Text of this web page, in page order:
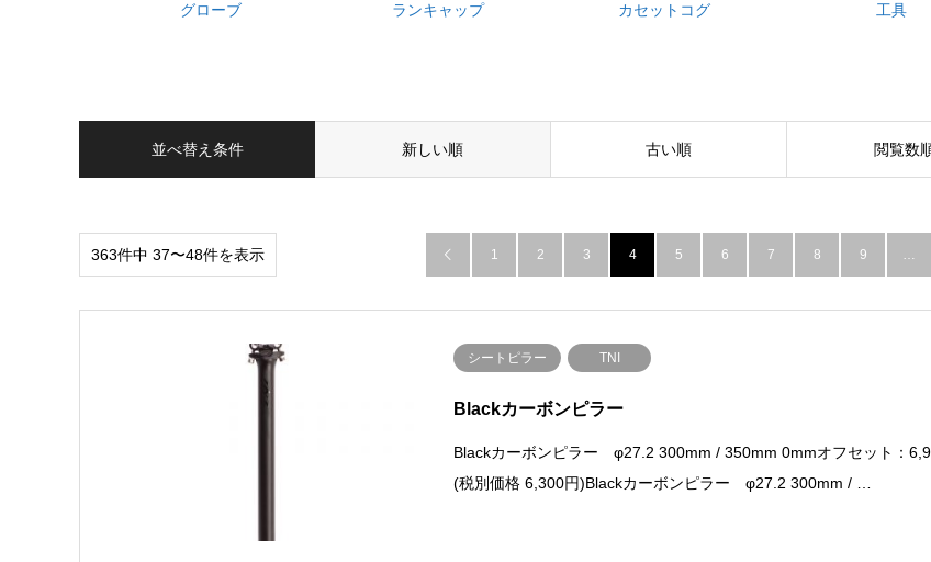
グローブ ランキャップ カセットコグ 工具
並べ替え条件 新しい順 古い順 閲覧数
363件中 37〜48件を表示  1 2 3 4 5 6 7 8 9 …
シートピラー TNI
Blackカーボンピラー
Blackカーボンピラー φ27.2 300mm / 350mm 0mmオフセット：
(税別価格 6,300円)Blackカーボンピラー φ27.2 300mm / …